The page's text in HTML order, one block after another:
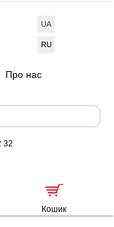
UA
RU
Про нас
32
Кошик